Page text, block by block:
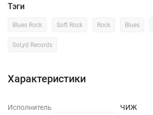
Тэги
Blues Rock Soft Rock Rock Blues
SoLyd Records
Характеристики
Исполнитель ЧИЖ